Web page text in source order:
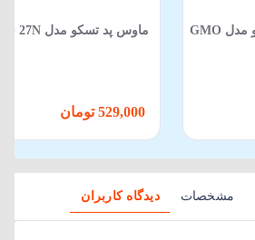
ماوس پد گیمینگ تسکو مدل GMO
ماوس پد تسکو مدل TMO 27N
مشخصات دیدگاه کاربران